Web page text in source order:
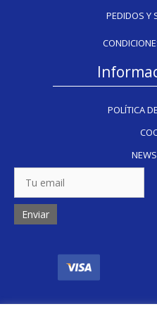
PEDIDOS Y
POLÍTICA